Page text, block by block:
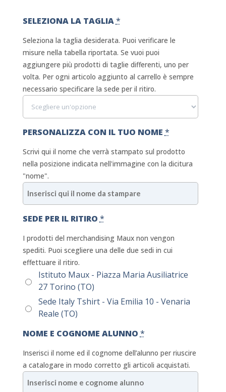
SELEZIONA LA TAGLIA*
Seleziona la taglia desiderata. Puoi verificare le
misure nella tabella riportata. Se vuoi puoi
aggiungere più prodotti di taglie differenti, uno per
volta. Per ogni articolo aggiunto al carrello è sempre
necessario specificare la sede per il ritiro.
PERSONALIZZA CON IL TUO NOME *
Scrivi qui il nome che verrà stampato sul prodotto
nella posizione indicata nell'immagine con la dicitura
"nome".
SEDE PER IL RITIRO *
I prodotti del merchandising Maux non vengon
spediti. Puoi scegliere una delle due sedi in cui
effettuare il ritiro.
Istituto Maux - Piazza Maria Ausiliatrice
27 Torino (TO)
Sede Italy Tshirt - Via Emilia 10 - Venaria
Reale (TO)
NOME E COGNOME ALUNNO *
Inserisci il nome ed il cognome dell’alunno per riuscire
a catalogare in modo corretto gli articoli acquistati.